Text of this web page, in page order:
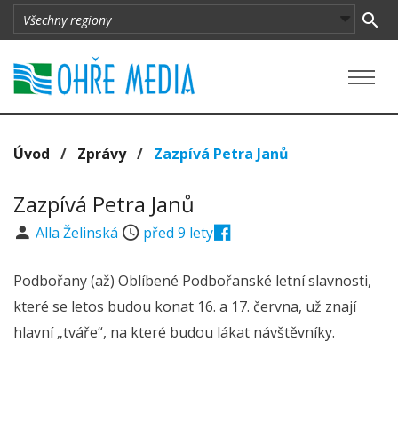
Úvod / Zprávy/ Zazpívá Petra Janů
Zazpívá Petra Janů
Alla Želinská před 9 lety
Podbořany (až) Oblíbené Podbořanské letní slavnosti,
které se letos budou konat 16. a 17. června, už znají
hlavní „tváře“, na které budou lákat návštěvníky.